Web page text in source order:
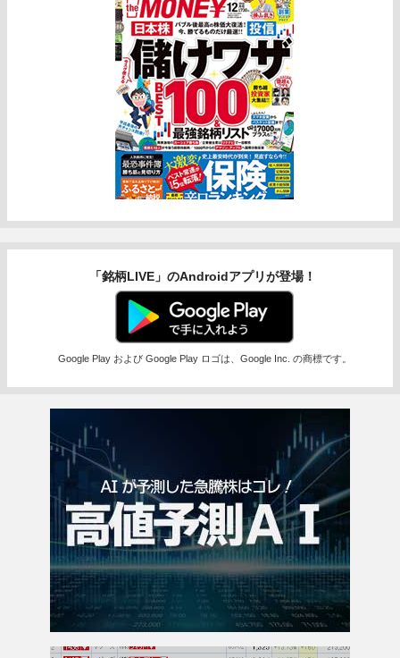
「銘柄LIVE」のAndroidアプリが登場！
Google Play および Google Play ロゴは、Google Inc. の商標です。